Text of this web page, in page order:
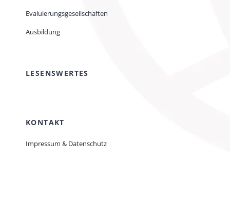
Evaluierungsgesellschaften
Ausbildung
LESENSWERTES
KONTAKT
Impressum & Datenschutz